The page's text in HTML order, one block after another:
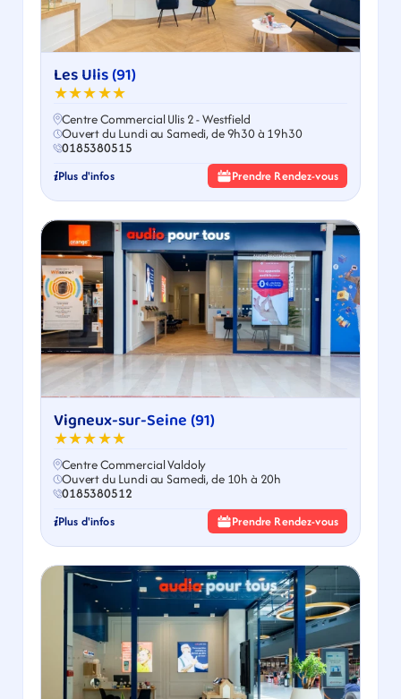
Les Ulis (91)
★★★★★
Centre Commercial Ulis 2 - Westfield
Ouvert du Lundi au Samedi, de 9h30 à 19h30
0185380515
Plus d'infos Prendre Rendez-vous
Vigneux-sur-Seine (91)
★★★★★
Centre Commercial Valdoly
Ouvert du Lundi au Samedi, de 10h à 20h
0185380512
Plus d'infos Prendre Rendez-vous